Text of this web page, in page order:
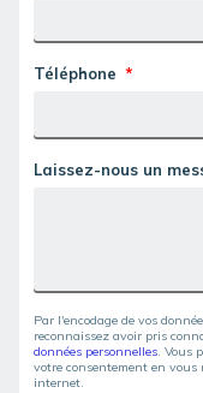
Téléphone
Laissez-nous un
Par l'encodage de vos
reconnaissez avoir pris
données personnelles. Vous
votre consentement en
internet.